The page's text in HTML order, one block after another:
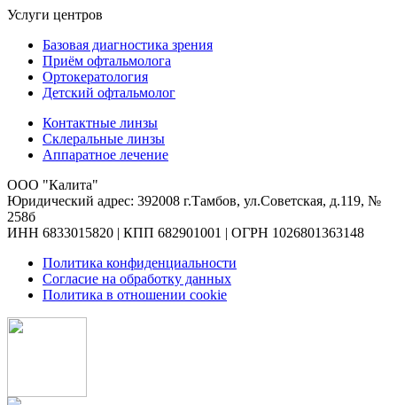
Услуги центров
Базовая диагностика зрения
Приём офтальмолога
Ортокератология
Детский офтальмолог
Контактные линзы
Склеральные линзы
Аппаратное лечение
ООО "Калита"
Юридический адрес: 392008 г.Тамбов, ул.Советская, д.119, №
258б
ИНН 6833015820 | КПП 682901001 | ОГРН 1026801363148
Политика конфиденциальности
Согласие на обработку данных
Политика в отношении cookie